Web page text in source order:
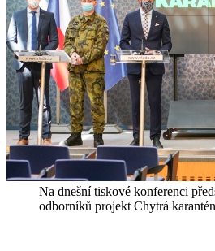
Na dnešní tiskové konferenci
odborníků projekt Chytrá